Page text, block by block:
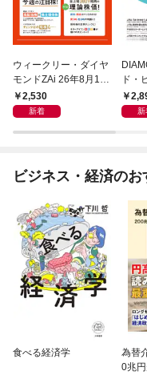
ウィークリー・ダイヤ
モンドZAi 26年8月10
日・17日合併号
2,530
新着
ド・
ー
「上新
ビジネス・経済のお
食べる経済学
為替
0兆